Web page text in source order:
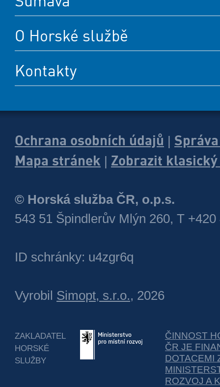
O Horské službě
Kontakty
Ochrana osobních údajů
Mapa stránek
Zobrazit
© Horská služba ČR, o.p.s.
543 51 Špindlerův Mlýn 260, T +420
ID schránky: u4zgr6q
Vyrobil Simopt, s.r.o., 2026
ZAKLADATEL
HORSKÉ
SLUŽBY
ČINNOST
ČR JE
DOTACEMI
ROZVOJ A